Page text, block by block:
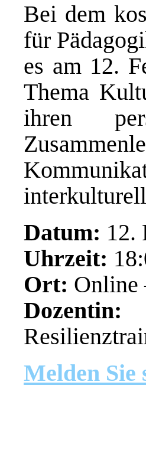
Bei dem
für
es am 12.
Thema
ihren
Datum: 12.
Uhrzeit:
Ort: Online
Dozentin:
Melden Sie